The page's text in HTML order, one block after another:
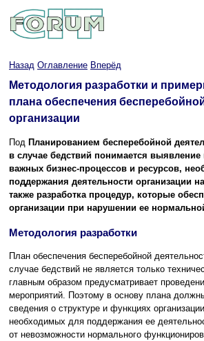
Назад Оглавление Вперёд
Методология разработки и
плана обеспечения
организации
Под Планированием бесперебойной
в случае бедствий понимается выявление
важных бизнес-процессов и ресурсов,
поддержания деятельности организации
также разработка процедур, которые
организации при нарушении ее
Методология разработки
План обеспечения бесперебойной
случае бедствий не является только
главным образом предусматривает
мероприятий. Поэтому в основу плана
сведения о структуре и функциях
необходимых для поддержания ее
от невозможности нормального